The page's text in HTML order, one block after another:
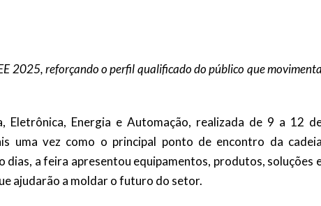
2025, reforçando o perfil qualificado do público que movimenta
Eletrônica, Energia e Automação, realizada de 9 a 12
uma vez como o principal ponto de encontro da cadeia
a feira apresentou equipamentos, produtos, soluções
ajudarão a moldar o futuro do setor.